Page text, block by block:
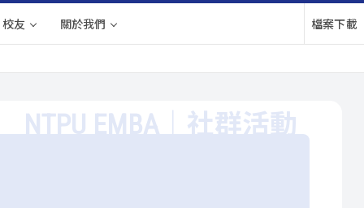
校友 關於我們 檔案下載
社群活動